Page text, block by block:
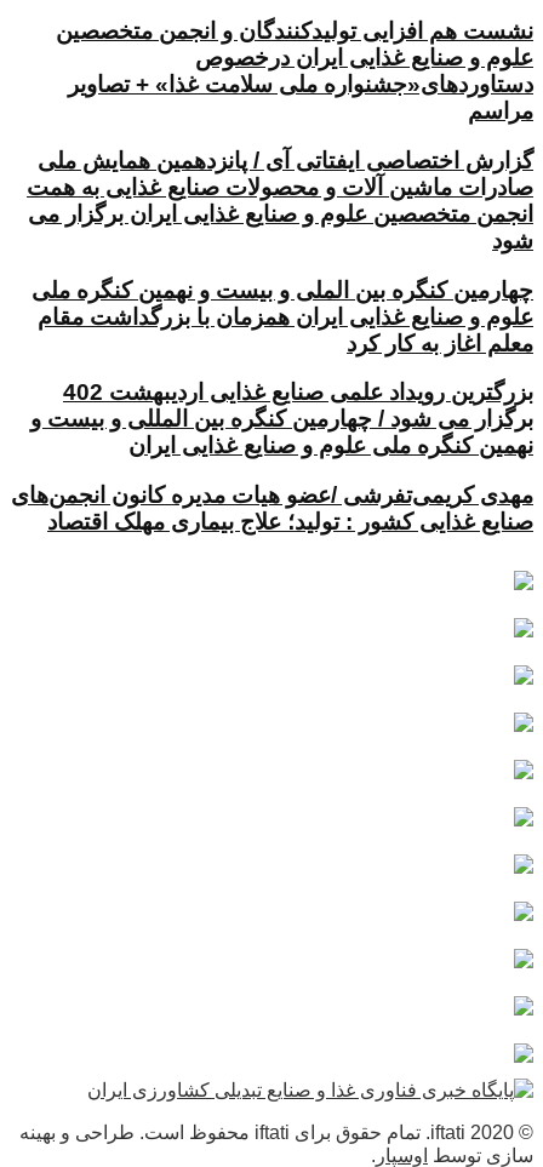
نشست هم افزایی تولیدکنندگان و انجمن متخصصین
علوم و صنایع غذایی ایران درخصوص
دستاوردهای«جشنواره ملی سلامت غذا» + تصاویر
مراسم
گزارش اختصاصی ایفتاتی آی / پانزدهمین همایش ملی
صادرات ماشین آلات و محصولات صنایع غذایی به همت
انجمن متخصصین علوم و صنایع غذایی ایران برگزار می
شود
چهارمین کنگره بین الملی و بیست و نهمین کنگره ملی
علوم و صنایع غذایی ایران همزمان با بزرگداشت مقام
معلم اغاز به کار کرد
بزرگترین رویداد علمی صنایع غذایی اردیبهشت 402
برگزار می شود / چهارمین کنگره بین المللی و بیست و
نهمین کنگره ملی علوم و صنایع غذایی ایران
مهدی کریمی‌تفرشی /عضو هیات مدیره کانون انجمن‌های
صنایع غذایی کشور : تولید؛ علاج بیماری مهلک اقتصاد
© 2020 iftati. تمام حقوق برای iftati محفوظ است. طراحی و بهینه
سازی توسط اوسپار .